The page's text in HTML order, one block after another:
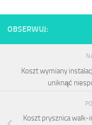
OBSERWUJ:
Koszt wymiany
uniknąć
Koszt prysznica walk-